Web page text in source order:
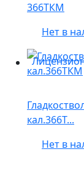
366ТКМ
Нет в
кал.366Т...
Нет в